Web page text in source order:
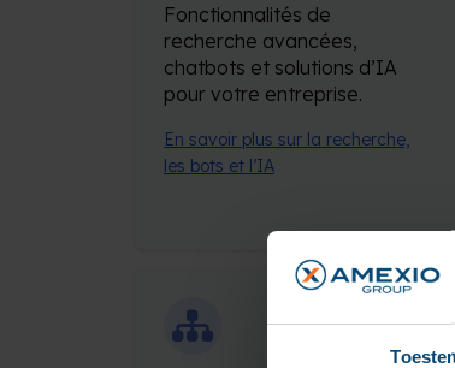
Fonctionnalités de
recherche avancées,
chatbots et solutions d’IA
pour votre entreprise.
En savoir plus sur la recherche,
les bots et l’IA